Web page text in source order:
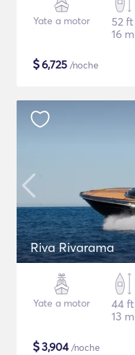
Yate a motor
52 ft
16 m
$6,725 /noche
Riva Rivarama
Yate a motor
44 ft
13 m
$3,904/noche